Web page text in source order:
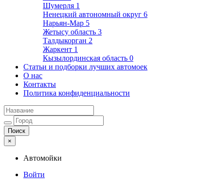
Шумерля 1
Ненецкий автономный округ 6
Нарьян-Мар 5
Жетысу область 3
Талдыкорган 2
Жаркент 1
Кызылординская область 0
Статьи и подборки лучших автомоек
О нас
Контакты
Политика конфиденциальности
×
Автомойки
Войти